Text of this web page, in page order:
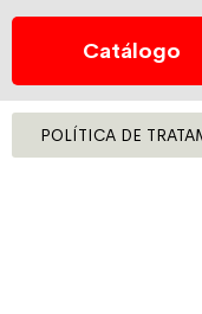
Catálogo
POLÍTICA DE